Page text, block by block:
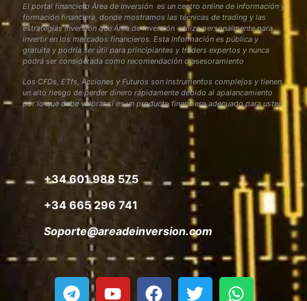
El portal financiero Área de Inversión es un centro online de información y
formación financiera, donde mostramos las técnicas de trading y las
estrategias inversión que Área de Inversión utiliza personalmente para
invertir en los mercados financieros. Esta Información es pública y
gratuita y podría ser útil para principiantes y traders expertos y nunca
podrá ser considerada como recomendación o asesoramiento
Los CFDs, ETfs, Acciones y Futuros son instrumentos complejos y tienen
un alto riesgo de perder dinero rápidamente debido al apalancamiento
por lo que debe valorar si es un producto financiero adecuado para usted
+34 601 988 575
+34 665 296 741
Soporte@areadeinversion.com